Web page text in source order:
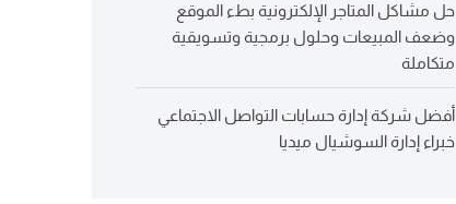
حل مشاكل المتاجر الإلكترونية بطء الموقع
وضعف المبيعات وحلول برمجية وتسويقية
متكاملة
أفضل شركة إدارة حسابات التواصل الاجتماعي
خبراء إدارة السوشيال ميديا